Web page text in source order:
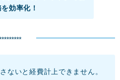
効率化！
ないと経費計上できません。